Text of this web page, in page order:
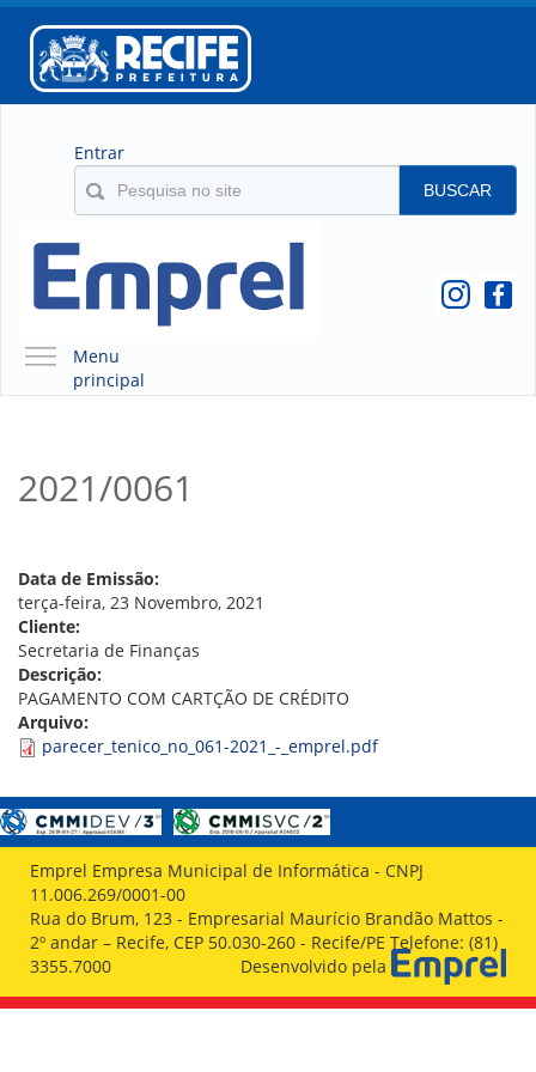
Entrar
BUSCAR
Menu
principal
O QUE É A EMPREL
CONSELHOS
LOCALIZAÇÃO
GESTORES
GOVERNANÇA
NOTÍCIAS
COMPRAS
COMISSÕES
LICITAÇÕES
REGULAMENTO INTERNO DE LICITAÇÕES E
CONTRATO
GESTÃO DE PESSOAS
COLABORADORES
2021/0061
Data de Emissão:
terça-feira, 23 Novembro, 2021
Cliente:
Secretaria de Finanças
Descrição:
PAGAMENTO COM CARTÇÃO DE CRÉDITO
Arquivo:
parecer_tenico_no_061-2021_-_emprel.pdf
Emprel Empresa Municipal de Informática - CNPJ
11.006.269/0001-00
Rua do Brum, 123 - Empresarial Maurício Brandão Mattos -
2º andar – Recife, CEP 50.030-260 - Recife/PE Telefone: (81)
3355.7000
Desenvolvido pela